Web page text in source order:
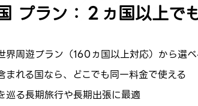
プラン：２ヵ国以上で
周遊プラン（160ヵ国以上対応）から選
れる国なら、どこでも同一料金で使える
る長期旅行や長期出張に最適